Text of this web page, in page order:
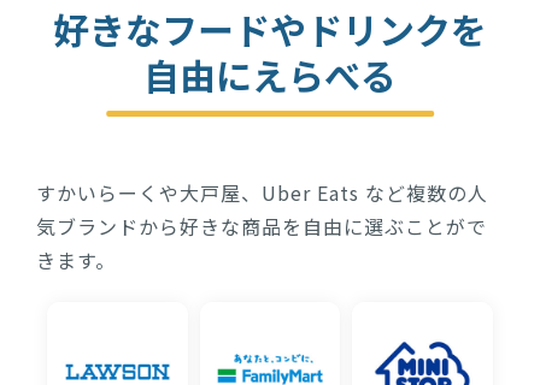
好きなフードやドリンクを
自由にえらべる
すかいらーくや大戸屋、Uber Eats など複数の人
気ブランドから好きな商品を自由に選ぶことがで
きます。